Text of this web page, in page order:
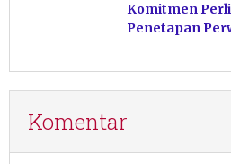
Komitmen
Penetapan
Komentar